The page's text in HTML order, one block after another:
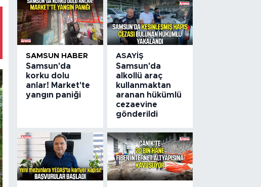
SAMSUN HABER
Samsun'da
korku dolu
anlar! Market'te
yangın paniği
ASAYIŞ
Samsun'da
alkollü araç
kullanmaktan
aranan hükümlü
cezaevine
gönderildi